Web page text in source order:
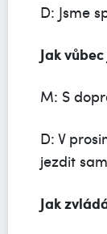
D: Jsme
Jak
M: S
D: V
jezdit
Jak